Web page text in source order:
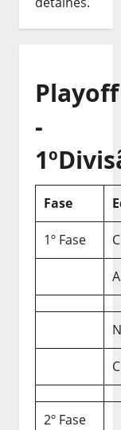
Playoff
-
Fase
1º Fase
2º Fase